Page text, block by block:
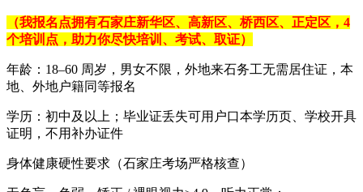
（我报名点拥有石家庄新华区、高新区、桥西区、正定区，4
个培训点，助力你尽快培训、考试、取证）
年龄：18–60 周岁，男女不限，外地来石务工无需居住证，本
地、外地户籍同等报名
学历：初中及以上；毕业证丢失可用户口本学历页、学校开具
证明，不用补办证件
身体健康硬性要求（石家庄考场严格核查）